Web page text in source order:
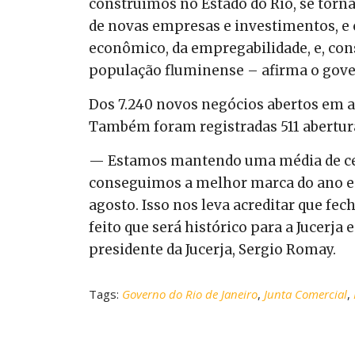
construímos no Estado do Rio, se
de novas empresas e investimentos,
econômico, da empregabilidade, e,
população fluminense – afirma o
Dos 7.240 novos negócios abertos em
Também foram registradas 511
— Estamos mantendo uma média de
conseguimos a melhor marca do ano
agosto. Isso nos leva acreditar que
feito que será histórico para a Jucerja
presidente da Jucerja, Sergio Romay.
Tags: Governo do Rio de Janeiro, Junta Comercial,